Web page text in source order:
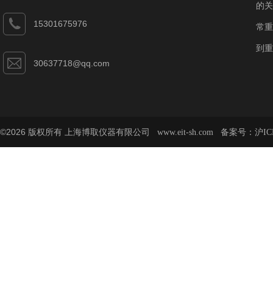
15301675976
30637718@qq.com
的
常
到
©2026 版权所有 上海博取仪器有限公司 www.eit-sh.com 备案号： 沪